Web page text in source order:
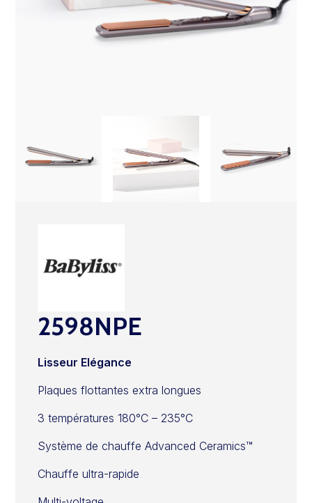
2598NPE
Lisseur Elégance
Plaques flottantes extra longues
3 températures 180°C – 235°C
Système de chauffe Advanced Ceramics™
Chauffe ultra-rapide